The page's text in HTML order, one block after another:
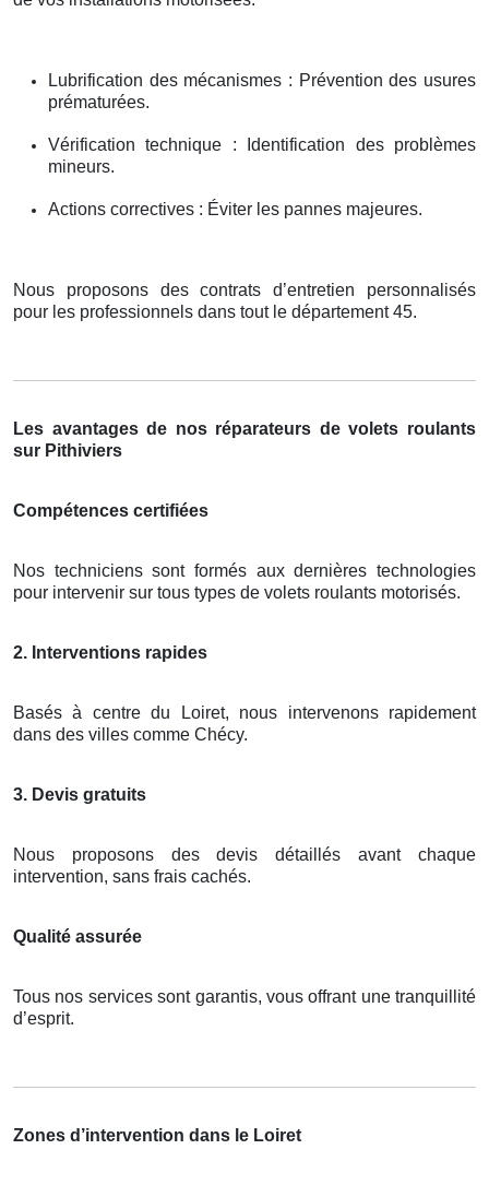
Lubrification des mécanismes : Prévention des usures
prématurées.
Vérification technique : Identification des problèmes
mineurs.
Actions correctives : Éviter les pannes majeures.
Nous proposons des contrats d’entretien personnalisés
pour les professionnels dans tout le département 45.
Les avantages de nos réparateurs de volets roulants
sur Pithiviers
Compétences certifiées
Nos techniciens sont formés aux dernières technologies
pour intervenir sur tous types de volets roulants motorisés.
2. Interventions rapides
Basés à centre du Loiret, nous intervenons rapidement
dans des villes comme Chécy.
3. Devis gratuits
Nous proposons des devis détaillés avant chaque
intervention, sans frais cachés.
Qualité assurée
Tous nos services sont garantis, vous offrant une tranquillité
d’esprit.
Zones d’intervention dans le Loiret